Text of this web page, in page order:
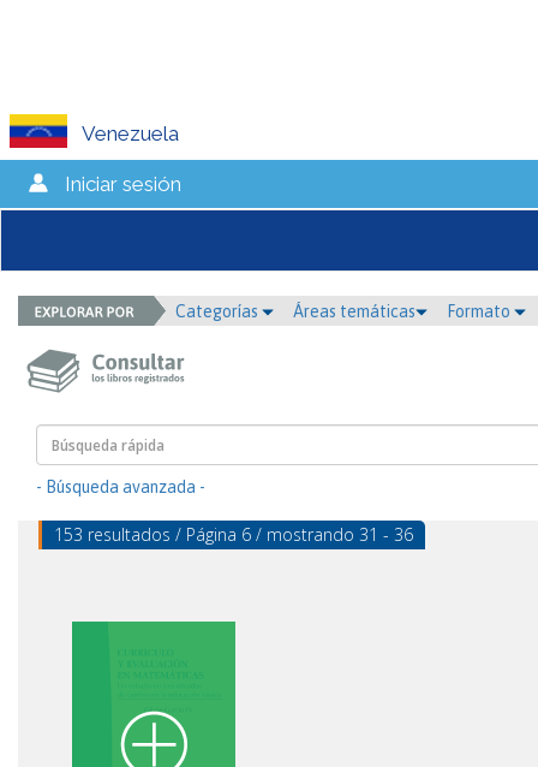
Venezuela
Iniciar sesión
Categorías Áreas temáticas Formato
- Búsqueda avanzada -
153 resultados / Página 6 / mostrando 31 - 36